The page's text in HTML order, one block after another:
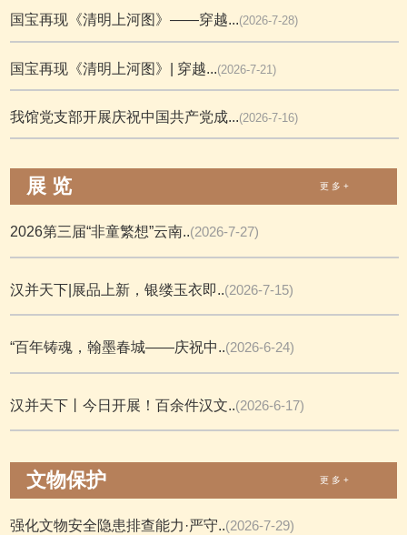
国宝再现《清明上河图》——穿越...(2026-7-28)
国宝再现《清明上河图》| 穿越...(2026-7-21)
我馆党支部开展庆祝中国共产党成...(2026-7-16)
展 览 更 多 +
2026第三届“非童繁想”云南..(2026-7-27)
汉并天下|展品上新，银缕玉衣即..(2026-7-15)
“百年铸魂，翰墨春城——庆祝中..(2026-6-24)
汉并天下丨今日开展！百余件汉文..(2026-6-17)
文物保护 更 多 +
强化文物安全隐患排查能力·严守..(2026-7-29)